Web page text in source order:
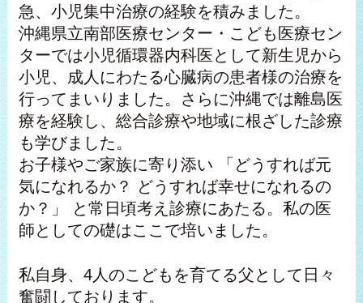
急、小児集中治療の経験を積みました。
沖縄県立南部医療センター・こども医療セン
ターでは小児循環器内科医として新生児から
小児、成人にわたる心臓病の患者様の治療を
行ってまいりました。さらに沖縄では離島医
療を経験し、総合診療や地域に根ざした診療
も学びました。
お子様やご家族に寄り添い 「どうすれば元
気になれるか？ どうすれば幸せになれるの
か？」 と常日頃考え診療にあたる。私の医
師としての礎はここで培いました。
私自身、4人のこどもを育てる父として日々
奮闘しております。